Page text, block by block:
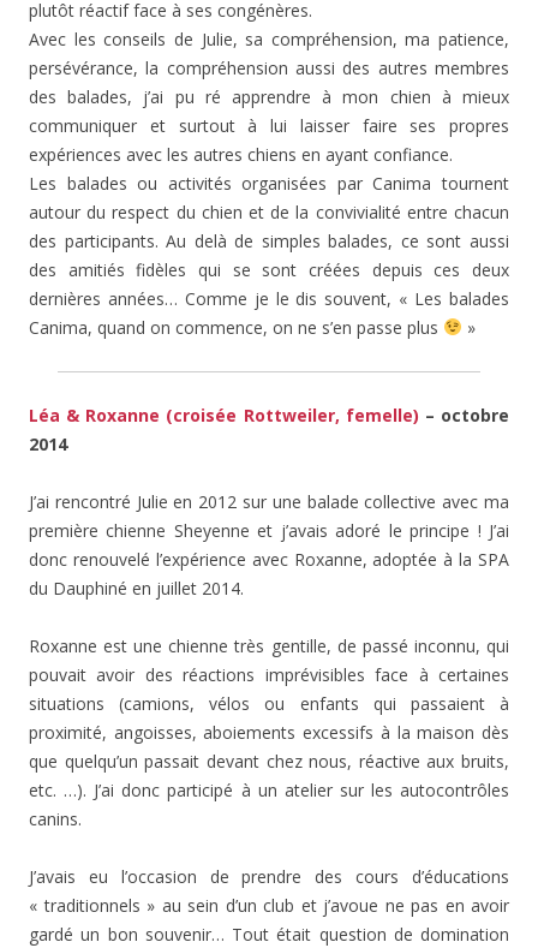
plutôt réactif face à ses congénères.
Avec les conseils de Julie, sa compréhension, ma patience,
persévérance, la compréhension aussi des autres membres
des balades, j’ai pu ré apprendre à mon chien à mieux
communiquer et surtout à lui laisser faire ses propres
expériences avec les autres chiens en ayant confiance.
Les balades ou activités organisées par Canima tournent
autour du respect du chien et de la convivialité entre chacun
des participants. Au delà de simples balades, ce sont aussi
des amitiés fidèles qui se sont créées depuis ces deux
dernières années… Comme je le dis souvent, « Les balades
Canima, quand on commence, on ne s’en passe plus
»
Léa & Roxanne (croisée Rottweiler, femelle) – octobre
2014
J’ai rencontré Julie en 2012 sur une balade collective avec ma
première chienne Sheyenne et j’avais adoré le principe ! J’ai
donc renouvelé l’expérience avec Roxanne, adoptée à la SPA
du Dauphiné en juillet 2014.
Roxanne est une chienne très gentille, de passé inconnu, qui
pouvait avoir des réactions imprévisibles face à certaines
situations (camions, vélos ou enfants qui passaient à
proximité, angoisses, aboiements excessifs à la maison dès
que quelqu’un passait devant chez nous, réactive aux bruits,
etc. …). J’ai donc participé à un atelier sur les autocontrôles
canins.
J’avais eu l’occasion de prendre des cours d’éducations
« traditionnels » au sein d’un club et j’avoue ne pas en avoir
gardé un bon souvenir… Tout était question de domination